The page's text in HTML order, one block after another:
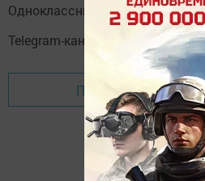
Одноклассники:ok.ru/
Telegram-канал:
Мензелинск
Перейти на